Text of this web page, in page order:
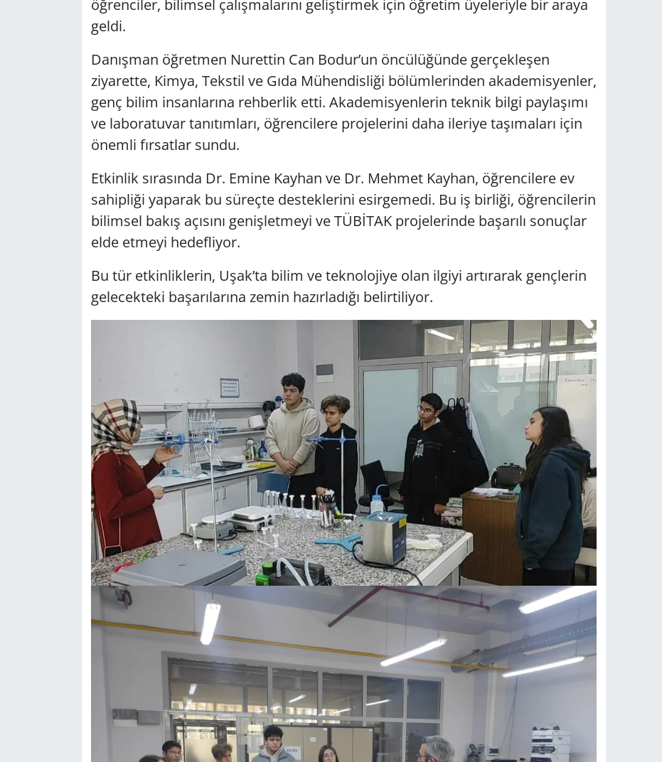
öğrenciler, bilimsel çalışmalarını geliştirmek için öğretim üyeleriyle bir araya
geldi.
Danışman öğretmen Nurettin Can Bodur’un öncülüğünde gerçekleşen
ziyarette, Kimya, Tekstil ve Gıda Mühendisliği bölümlerinden akademisyenler,
genç bilim insanlarına rehberlik etti. Akademisyenlerin teknik bilgi paylaşımı
ve laboratuvar tanıtımları, öğrencilere projelerini daha ileriye taşımaları için
önemli fırsatlar sundu.
Etkinlik sırasında Dr. Emine Kayhan ve Dr. Mehmet Kayhan, öğrencilere ev
sahipliği yaparak bu süreçte desteklerini esirgemedi. Bu iş birliği, öğrencilerin
bilimsel bakış açısını genişletmeyi ve TÜBİTAK projelerinde başarılı sonuçlar
elde etmeyi hedefliyor.
Bu tür etkinliklerin, Uşak’ta bilim ve teknolojiye olan ilgiyi artırarak gençlerin
gelecekteki başarılarına zemin hazırladığı belirtiliyor.